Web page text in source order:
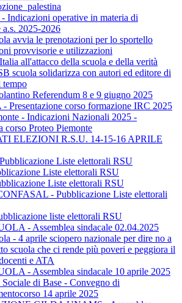
Indicazioni operative in materia di
a.s. 2025-2026
avvia le prenotazioni per lo sportello
provvisorie e utilizzazioni
all'attacco della scuola e della verità
scuola solidarizza con autori ed editore di
tempo
Referendum 8 e 9 giugno 2025
Presentazione corso formazione IRC 2025
- Indicazioni Nazionali 2025 -
corso Proteo Piemonte
ELEZIONI R.S.U. 14-15-16 APRILE
Liste elettorali RSU
Liste elettorali RSU
Liste elettorali RSU
- Pubblicazione Liste elettorali
liste elettorali RSU
- Assemblea sindacale 02.04.2025
- 4 aprile sciopero nazionale per dire no a
scuola che ci rende più poveri e peggiora il
e ATA
- Assemblea sindacale 10 aprile 2025
Sociale di Base - Convegno di
14 aprile 2025